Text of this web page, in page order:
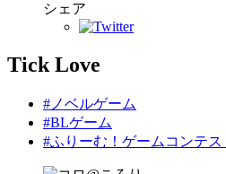
シェア
Tick Love
#ノベルゲーム
#BLゲーム
#ふりーむ！ゲームコンテス